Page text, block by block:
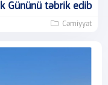
Gününü təbrik edib
Cəmiyyət